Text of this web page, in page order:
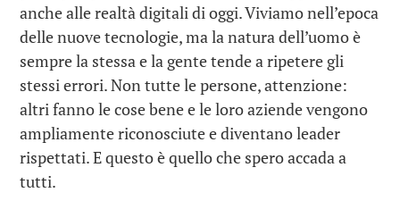
anche alle realtà digitali di oggi. Viviamo nell’epoca
delle nuove tecnologie, ma la natura dell’uomo è
sempre la stessa e la gente tende a ripetere gli
stessi errori. Non tutte le persone, attenzione:
altri fanno le cose bene e le loro aziende vengono
ampliamente riconosciute e diventano leader
rispettati. E questo è quello che spero accada a
tutti.